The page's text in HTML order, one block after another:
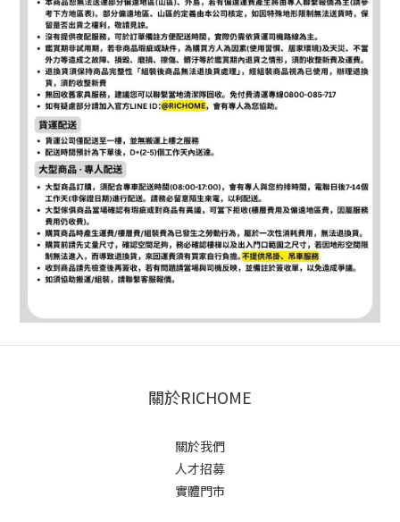
關於RICHOME
關於我們
人才招募
實體門市